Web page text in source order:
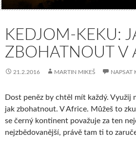
KEDJOM-KEKU:
ZBOHATNOUT V
21.2.2016 MARTIN MIKEŠ NAPSAT
Dost peněz by chtěl mít každý. Využij
jak zbohatnout. V Africe. Můžeš to
se černý kontinent považuje za ten
nejzbědovanější, právě tam ti to